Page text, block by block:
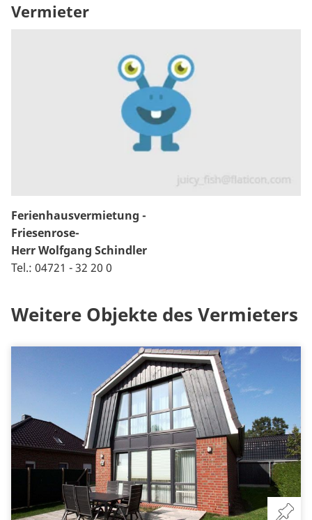
Vermieter
Ferienhausvermietung -
Friesenrose-
Herr Wolfgang Schindler
Tel.: 04721 - 32 20 0
Weitere Objekte des Vermieters